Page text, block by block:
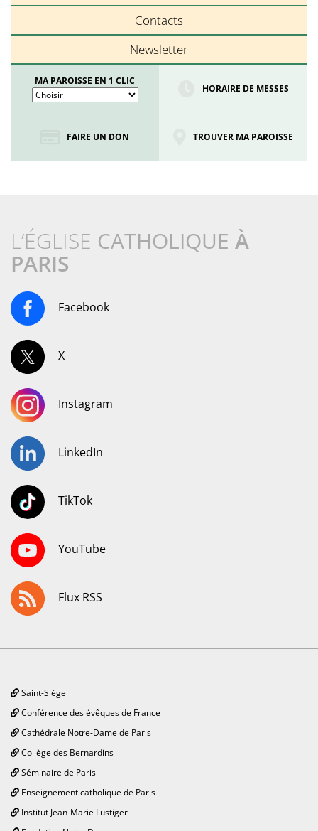
Contacts
Newsletter
MA PAROISSE EN 1 CLIC
HORAIRE DE MESSES
FAIRE UN DON TROUVER MA PAROISSE
L’ÉGLISE CATHOLIQUE À
PARIS
Facebook
X
Instagram
LinkedIn
TikTok
YouTube
Flux RSS
Saint-Siège
Conférence des évêques de France
Cathédrale Notre-Dame de Paris
Collège des Bernardins
Séminaire de Paris
Enseignement catholique de Paris
Institut Jean-Marie Lustiger